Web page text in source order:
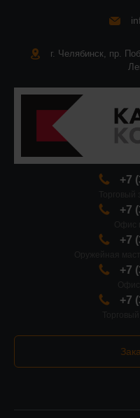
г. Челябинск, пр.
+7
+7
+7
+7
+7